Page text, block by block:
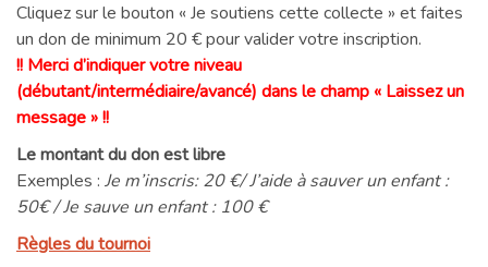
Cliquez sur le bouton « Je soutiens cette collecte » et faites
un don de minimum 20 € pour valider votre inscription.
!! Merci d’indiquer votre niveau
(débutant/intermédiaire/avancé) dans le champ « Laissez un
message » !!
Le montant du don est libre
Exemples : Je m’inscris: 20 €/ J’aide à sauver un enfant :
50€ / Je sauve un enfant : 100 €
Règles du tournoi